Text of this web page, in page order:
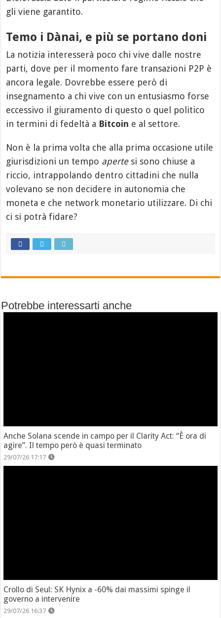
gli viene garantito.
Temo i Dànai, e più se portano doni
La notizia interesserà poco chi vive dalle nostre
parti, dove per il momento fare transazioni P2P è
ancora legale. Dovrebbe essere però di
insegnamento a chi vive con un entusiasmo forse
eccessivo il giuramento di questo o quel politico
in termini di fedeltà a Bitcoin e al settore.
Non è la prima volta che alla prima occasione utile
giurisdizioni un tempo apertesi sono chiuse a
riccio, intrappolando dentro cittadini che nulla
volevano se non decidere in autonomia che
moneta e che network monetario utilizzare. Di chi
ci si potrà fidare?
Potrebbe interessarti anche
Anche Solana scende in campo per il Clarity Act: “È ora di
agire”. Il tempo però è quasi terminato
29/07/26 17:17
Crollo di Seul: SK Hynix a -60% dai massimi spinge il
governo a intervenire
29/07/26 16:37